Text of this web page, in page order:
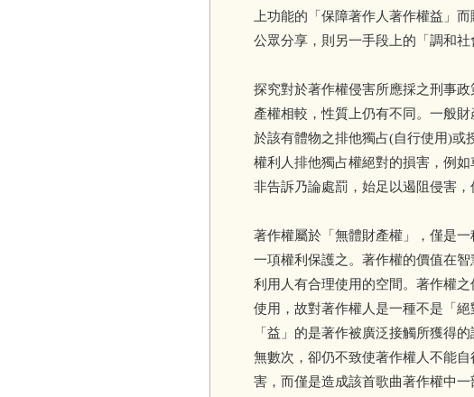
上功能的「保障著作人著作權益」
公眾分享，則另一手段上的「調和
探究對於著作權侵害所應採之刑事
產權相較，性質上仍有不同。一般
於該有體物之排他獨占(自行使用)或
權利人排他獨占權絕對的損害，例
非告訴乃論處罰，始足以遏阻侵害，
著作權屬於「無體財產權」，僅是
一項權利保護之。著作權的價值在
利用人有合理使用的空間。著作權
使用，故對著作權人是一種不是「
「益」的是著作被廣泛接觸所獲得
無數次，卻仍不致使著作權人不能
害，而僅是造成該首歌曲著作權中